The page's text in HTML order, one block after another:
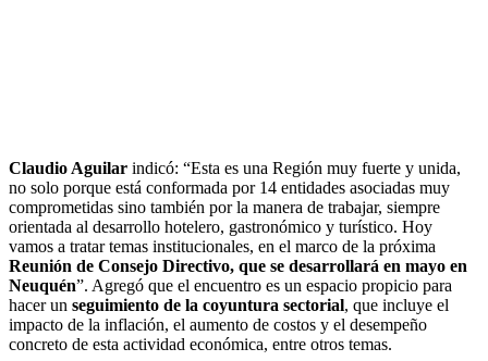
Claudio Aguilar indicó: “Esta es una Región muy fuerte y unida,
no solo porque está conformada por 14 entidades asociadas muy
comprometidas sino también por la manera de trabajar, siempre
orientada al desarrollo hotelero, gastronómico y turístico. Hoy
vamos a tratar temas institucionales, en el marco de la próxima
Reunión de Consejo Directivo, que se desarrollará en mayo en
Neuquén”. Agregó que el encuentro es un espacio propicio para
hacer un seguimiento de la coyuntura sectorial, que incluye el
impacto de la inflación, el aumento de costos y el desempeño
concreto de esta actividad económica, entre otros temas.